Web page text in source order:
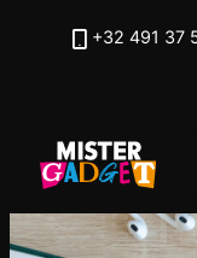
Skip to main content
+32 491 37